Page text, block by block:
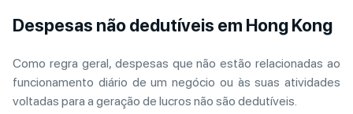
Despesas não dedutíveis em Hong Kong
Como regra geral, despesas que não estão relacionadas ao
funcionamento diário de um negócio ou às suas atividades
voltadas para a geração de lucros não são dedutíveis.